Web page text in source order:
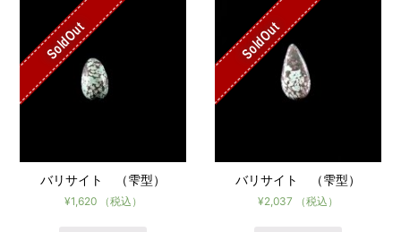
バリサイト （雫型）
¥1,620 （税込）
SoldOut
バリサイト （雫型）
¥2,037 （税込）
SoldOut